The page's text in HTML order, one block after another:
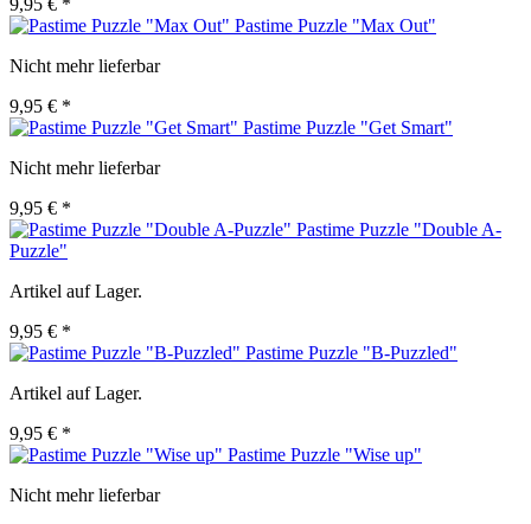
9,95 € *
Pastime Puzzle "Max Out"
Nicht mehr lieferbar
9,95 € *
Pastime Puzzle "Get Smart"
Nicht mehr lieferbar
9,95 € *
Pastime Puzzle "Double A-
Puzzle"
Artikel auf Lager.
9,95 € *
Pastime Puzzle "B-Puzzled"
Artikel auf Lager.
9,95 € *
Pastime Puzzle "Wise up"
Nicht mehr lieferbar